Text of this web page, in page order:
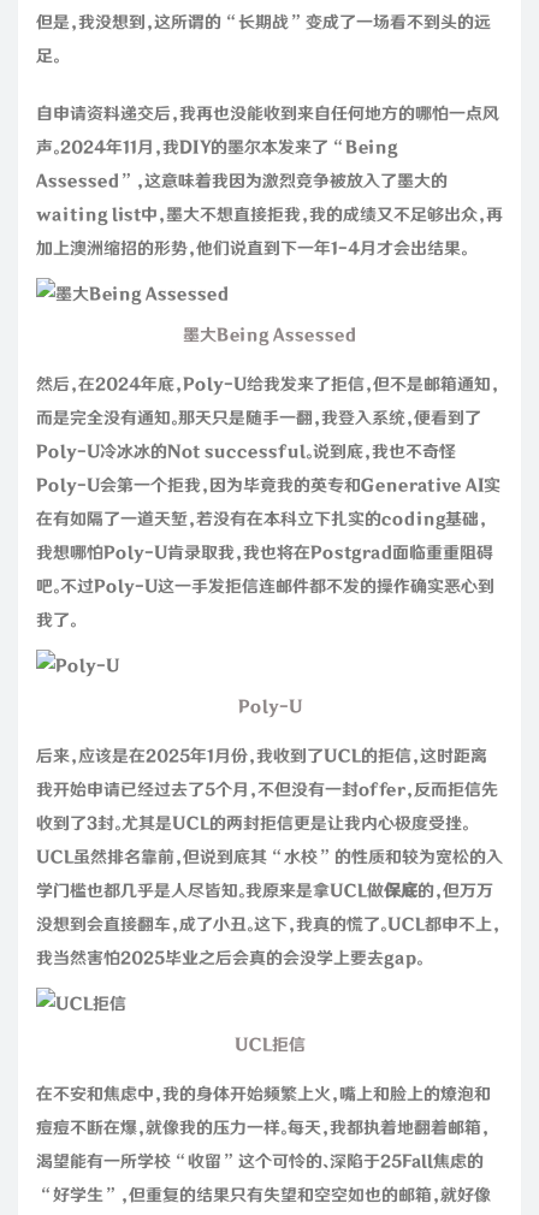
但是，我没想到，这所谓的“长期战”变成了一场看不到头的远
足。
自申请资料递交后，我再也没能收到来自任何地方的哪怕一点风
声。2024年11月，我DIY的墨尔本发来了“Being
Assessed”，这意味着我因为激烈竞争被放入了墨大的
waiting list中，墨大不想直接拒我，我的成绩又不足够出众，再
加上澳洲缩招的形势，他们说直到下一年1-4月才会出结果。
墨大Being Assessed
然后，在2024年底，Poly-U给我发来了拒信，但不是邮箱通知，
而是完全没有通知。那天只是随手一翻，我登入系统，便看到了
Poly-U冷冰冰的Not successful。说到底，我也不奇怪
Poly-U会第一个拒我，因为毕竟我的英专和Generative AI实
在有如隔了一道天堑，若没有在本科立下扎实的coding基础，
我想哪怕Poly-U肯录取我，我也将在Postgrad面临重重阻碍
吧。不过Poly-U这一手发拒信连邮件都不发的操作确实恶心到
我了。
Poly-U
后来，应该是在2025年1月份，我收到了UCL的拒信，这时距离
我开始申请已经过去了5个月，不但没有一封offer，反而拒信先
收到了3封。尤其是UCL的两封拒信更是让我内心极度受挫。
UCL虽然排名靠前，但说到底其“水校”的性质和较为宽松的入
学门槛也都几乎是人尽皆知。我原来是拿UCL做保底的，但万万
没想到会直接翻车，成了小丑。这下，我真的慌了。UCL都申不上，
我当然害怕2025毕业之后会真的会没学上要去gap。
UCL拒信
在不安和焦虑中，我的身体开始频繁上火，嘴上和脸上的燎泡和
痘痘不断在爆，就像我的压力一样。每天，我都执着地翻着邮箱，
渴望能有一所学校“收留”这个可怜的、深陷于25Fall焦虑的
“好学生”，但重复的结果只有失望和空空如也的邮箱，就好像